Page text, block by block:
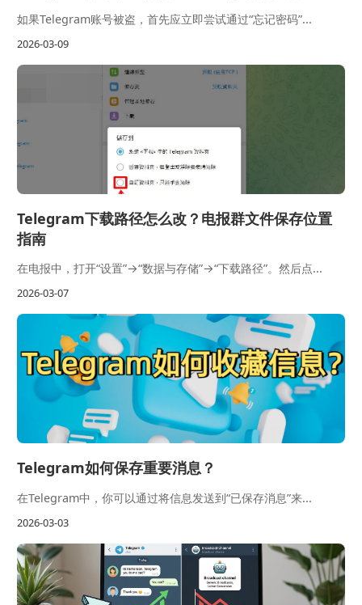
如果Telegram账号被盗，首先应立即尝试通过“忘记密码”...
2026-03-09
Telegram下载路径怎么改？电报群文件保存位置
指南
在电报中，打开“设置”→“数据与存储”→“下载路径”。然后点...
2026-03-07
Telegram如何保存重要消息？
在Telegram中，你可以通过将信息发送到“已保存消息”来...
2026-03-03